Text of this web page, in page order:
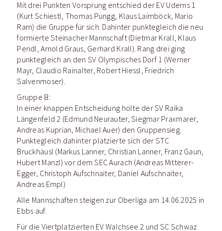
Mit drei Punkten Vorsprung entschied der EV Uderns 1
(Kurt Schiestl, Thomas Pungg, Klaus Laimböck, Mario
Ram) die Gruppe für sich. Dahinter punktegleich die neu
formierte Steinacher Mannschaft (Dietmar Krall, Klaus
Pendl, Arnold Graus, Gerhard Krall). Rang drei ging
punktegleich an den SV Olympisches Dorf 1 (Werner
Mayr, Claudio Rainalter, Robert Hiessl, Friedrich
Salvenmoser).
Gruppe B:
In einer knappen Entscheidung holte der SV Raika
Längenfeld 2 (Edmund Neurauter, Siegmar Praxmarer,
Andreas Kuprian, Michael Auer) den Gruppensieg.
Punktegleich dahinter platzierte sich der STC
Bruckhäusl (Markus Lanner, Christian Lanner, Franz Gaun,
Hubert Manzl) vor dem SEC Aurach (Andreas Mitterer-
Egger, Christoph Aufschnaiter, Daniel Aufschnaiter,
Andreas Empl)
Alle Mannschaften steigen zur Oberliga am 14.06.2025 in
Ebbs auf.
Für die Viertplatzierten EV Walchsee 2 und SC Schwaz